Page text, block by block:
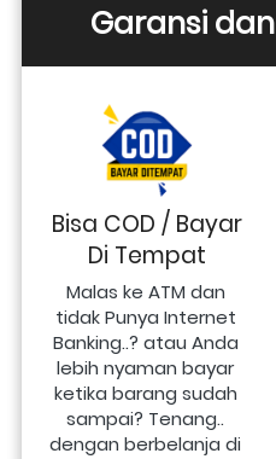
Garansi
Bisa COD / Bayar
Di Tempat
Malas ke ATM dan
tidak Punya Internet
Banking..? atau Anda
lebih nyaman bayar
ketika barang sudah
sampai? Tenang..
dengan berbelanja di